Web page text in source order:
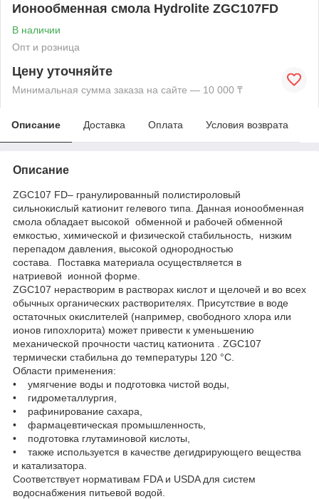
Ионообменная смола Hydrolite ZGC107FD
В наличии
Опт и розница
Цену уточняйте
Минимальная сумма заказа на сайте — 10 000 ₸
Описание Доставка Оплата Условия возврата
Описание
ZGC107 FD– гранулированный полистироловый
сильнокислый катионит гелевого типа. Данная ионообменная
смола обладает высокой обменной и рабочей обменной
емкостью, химической и физической стабильность, низким
перепадом давления, высокой однородностью
состава. Поставка материала осуществляется в
натриевой ионной форме.
ZGC107 нерастворим в растворах кислот и щелочей и во всех
обычных органических растворителях. Присутствие в воде
остаточных окислителей (например, свободного хлора или
ионов гипохлорита) может привести к уменьшению
механической прочности частиц катионита . ZGC107
термически стабильна до температуры 120 °С.
Области применения:
• умягчение воды и подготовка чистой воды,
• гидрометаллургия,
• рафинирование сахара,
• фармацевтическая промышленность,
• подготовка глутаминовой кислоты,
• также используется в качестве дегидрирующего вещества
и катализатора.
Соответствует нормативам FDA и USDA для систем
водоснабжения питьевой водой.